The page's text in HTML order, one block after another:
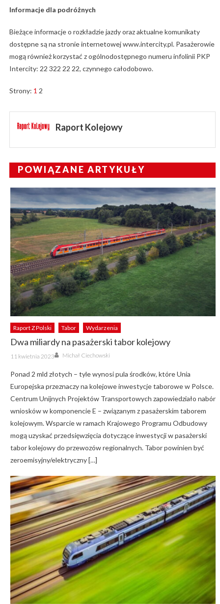
Informacje dla podróżnych
Bieżące informacje o rozkładzie jazdy oraz aktualne komunikaty
dostępne są na stronie internetowej www.intercity.pl. Pasażerowie
mogą również korzystać z ogólnodostępnego numeru infolinii PKP
Intercity: 22 322 22 22, czynnego całodobowo.
Strony: 1 2
Raport Kolejowy
POWIĄZANE ARTYKUŁY
Raport Z Polski Tabor Wydarzenia
Dwa miliardy na pasażerski tabor kolejowy
Posted
on
11 kwietnia 2023 Author
Michał Ciechowski
Ponad 2 mld złotych – tyle wynosi pula środków, które Unia
Europejska przeznaczy na kolejowe inwestycje taborowe w Polsce.
Centrum Unijnych Projektów Transportowych zapowiedziało nabór
wniosków w komponencie E – związanym z pasażerskim taborem
kolejowym. Wsparcie w ramach Krajowego Programu Odbudowy
mogą uzyskać przedsięwzięcia dotyczące inwestycji w pasażerski
tabor kolejowy do przewozów regionalnych. Tabor powinien być
zeroemisyjny/elektryczny […]